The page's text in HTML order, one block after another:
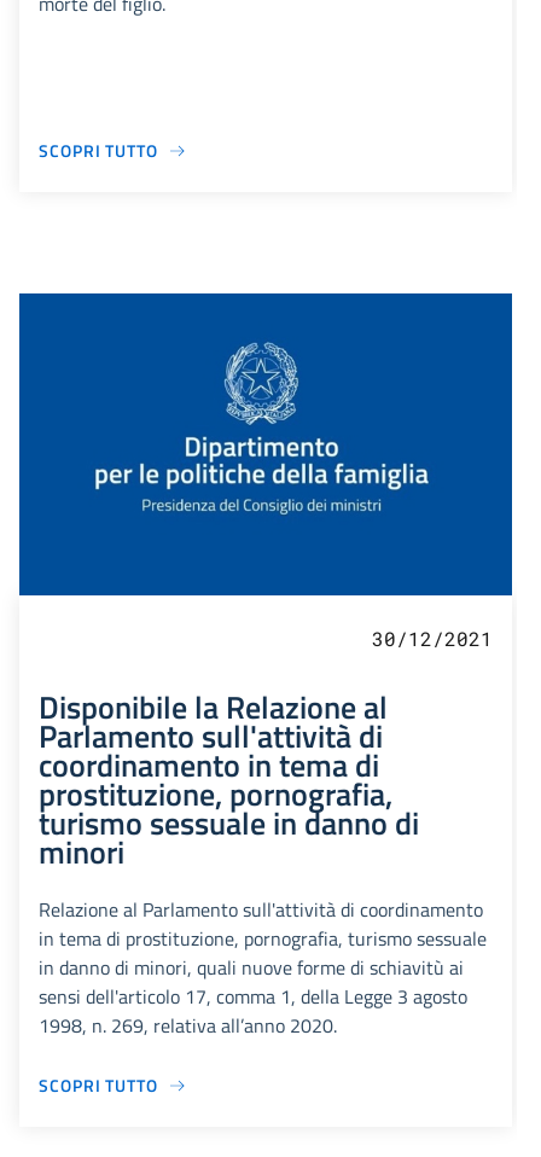
SCOPRI TUTTO
30/12/2021
Disponibile la Relazione al
Parlamento sull'attività di
coordinamento in tema di
prostituzione, pornografia,
turismo sessuale in danno di
minori
Relazione al Parlamento sull'attività di coordinamento
in tema di prostituzione, pornografia, turismo sessuale
in danno di minori, quali nuove forme di schiavitù ai
sensi dell'articolo 17, comma 1, della Legge 3 agosto
1998, n. 269, relativa all’anno 2020.
SCOPRI TUTTO